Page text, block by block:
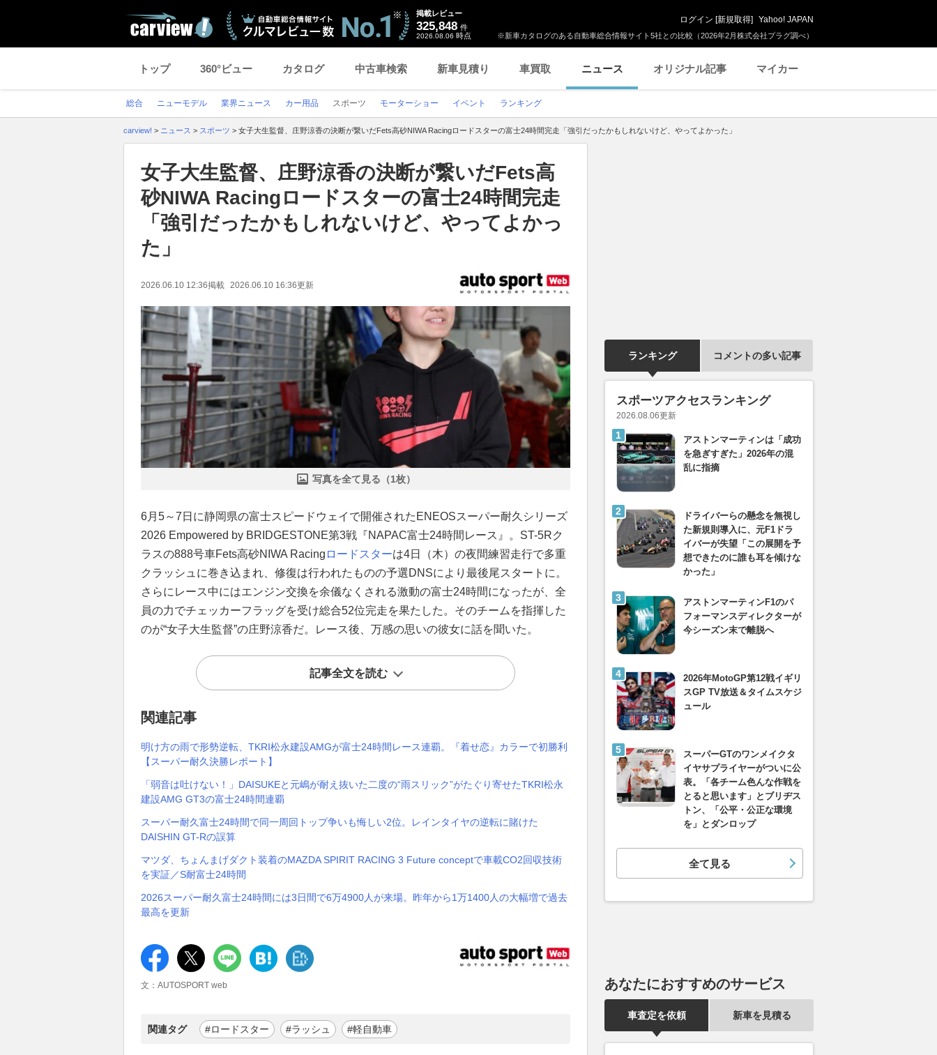
※新車カタログのある自動車総合情報サイト5社との比較（2026年2月株式会社プラグ調べ）
掲載レビュー
325,848 件
2026.08.06 時点
ログイン [新規取得] Yahoo! JAPAN
トップ 360°ビュー カタログ 中古車検索 新車見積り 車買取 ニュース オリジナル記事 マイカー
総合 ニューモデル 業界ニュース カー用品 スポーツ モーターショー イベント ランキング
carview! > ニュース > スポーツ > 女子大生監督、庄野涼香の決断が繋いだFets高砂NIWA Racingロードスターの富士24時間完走「強引だったかもしれないけど、やってよかった」
女子大生監督、庄野涼香の決断が繋いだFets高
砂NIWA Racingロードスターの富士24時間完走
「強引だったかもしれないけど、やってよかっ
た」
2026.06.10 12:36掲載 2026.06.10 16:36更新
写真を全て見る（1枚）
6月5～7日に静岡県の富士スピードウェイで開催されたENEOSスーパー耐久シリーズ
2026 Empowered by BRIDGESTONE第3戦『NAPAC富士24時間レース』。ST-5Rク
ラスの888号車Fets高砂NIWA Racing ロードスターは4日（木）の夜間練習走行で多重
クラッシュに巻き込まれ、修復は行われたものの予選DNSにより最後尾スタートに。
さらにレース中にはエンジン交換を余儀なくされる激動の富士24時間になったが、全
員の力でチェッカーフラッグを受け総合52位完走を果たした。そのチームを指揮した
のが“女子大生監督”の庄野涼香だ。レース後、万感の思いの彼女に話を聞いた。
記事全文を読む
関連記事
明け方の雨で形勢逆転、TKRI松永建設AMGが富士24時間レース連覇。『着せ恋』カラーで初勝利
【スーパー耐久決勝レポート】
「弱音は吐けない！」DAISUKEと元嶋が耐え抜いた二度の“雨スリック”がたぐり寄せたTKRI松永
建設AMG GT3の富士24時間連覇
スーパー耐久富士24時間で同一周回トップ争いも悔しい2位。レインタイヤの逆転に賭けた
DAISHIN GT-Rの誤算
マツダ、ちょんまげダクト装着のMAZDA SPIRIT RACING 3 Future conceptで車載CO2回収技術
を実証／S耐富士24時間
2026スーパー耐久富士24時間には3日間で6万4900人が来場。昨年から1万1400人の大幅増で過去
最高を更新
文：AUTOSPORT web
関連タグ #ロードスター #ラッシュ #軽自動車
ランキング コメントの多い記事
スポーツアクセスランキング
2026.08.06更新
アストンマーティンは「成功
を急ぎすぎた」2026年の混
乱に指摘
ドライバーらの懸念を無視し
た新規則導入に、元F1ドラ
イバーが失望「この展開を予
想できたのに誰も耳を傾けな
かった」
アストンマーティンF1のパ
フォーマンスディレクターが
今シーズン末で離脱へ
2026年MotoGP第12戦イギリ
スGP TV放送＆タイムスケジ
ュール
スーパーGTのワンメイクタ
イヤサプライヤーがついに公
表。「各チーム色んな作戦を
とると思います」とブリヂス
トン、「公平・公正な環境
を」とダンロップ
全て見る
あなたにおすすめのサービス
車査定を依頼 新車を見積る